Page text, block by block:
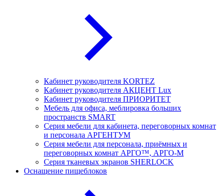
Кабинет руководителя KORTEZ
Кабинет руководителя АКЦЕНТ Lux
Кабинет руководителя ПРИОРИТЕТ
Мебель для офиса, меблировка больших
пространств SMART
Серия мебели для кабинета, переговорных комнат
и персонала АРГЕНТУМ
Серия мебели для персонала, приёмных и
переговорных комнат АРГО™, АРГО-М
Серия тканевых экранов SHERLOCK
Оснащение пищеблоков